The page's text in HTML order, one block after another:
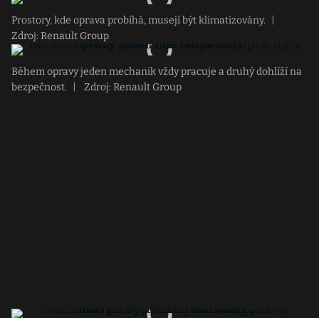
Prostory, kde oprava probíhá, musejí být klimatizovány.
Zdroj: Renault Group
Během opravy jeden mechanik vždy pracuje a druhý dohlíží na
bezpečnost.
Zdroj: Renault Group